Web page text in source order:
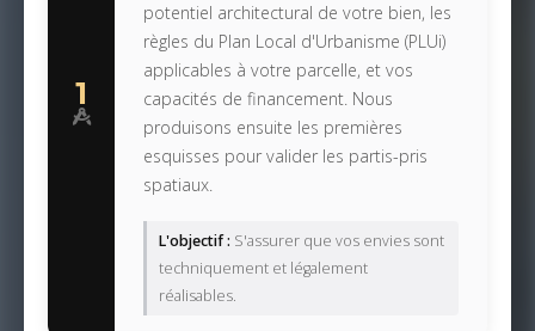
1
potentiel architectural de votre bien, les
règles du Plan Local d'Urbanisme (PLUi)
applicables à votre parcelle, et vos
capacités de financement. Nous
produisons ensuite les premières
esquisses pour valider les partis-pris
spatiaux.
L'objectif : S'assurer que vos envies sont
techniquement et légalement
réalisables.